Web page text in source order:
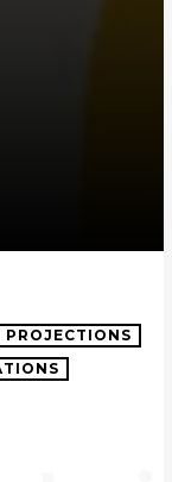
PROJECTIONS